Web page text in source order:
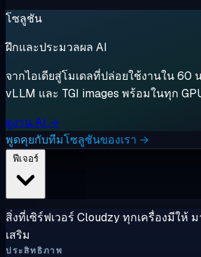
โซลูชัน
ฝึกและประมวลผล AI
จากไอเดียสู่โมเดลที่ปล่อยใช้งานใน 60
vLLM และ TGI images พร้อมในทุก
ดูงาน AI →
พูดคุยกับทีมโซลูชันของเรา →
สิ่งที่เซิร์ฟเวอร์ Cloudzy ทุกเครื่องมีให้
เสริม
ประสิทธิภาพ